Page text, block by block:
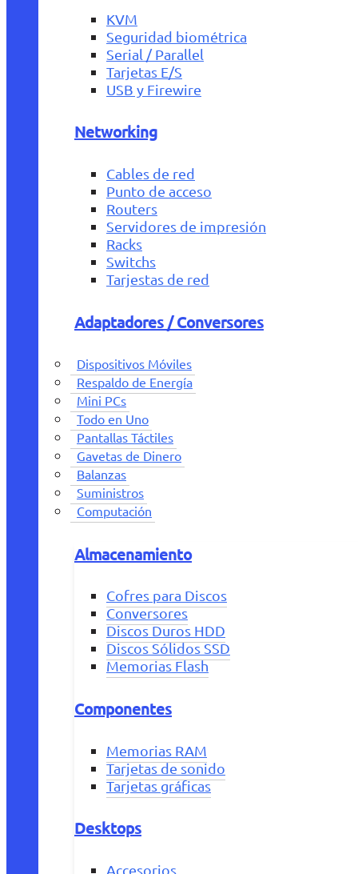
KVM
Seguridad biométrica
Serial / Parallel
Tarjetas E/S
USB y Firewire
Networking
Cables de red
Punto de acceso
Routers
Servidores de impresión
Racks
Switchs
Tarjestas de red
Adaptadores / Conversores
Dispositivos Móviles
Respaldo de Energía
Mini PCs
Todo en Uno
Pantallas Táctiles
Gavetas de Dinero
Balanzas
Suministros
Computación
Almacenamiento
Cofres para Discos
Conversores
Discos Duros HDD
Discos Sólidos SSD
Memorias Flash
Componentes
Memorias RAM
Tarjetas de sonido
Tarjetas gráficas
Desktops
Accesorios